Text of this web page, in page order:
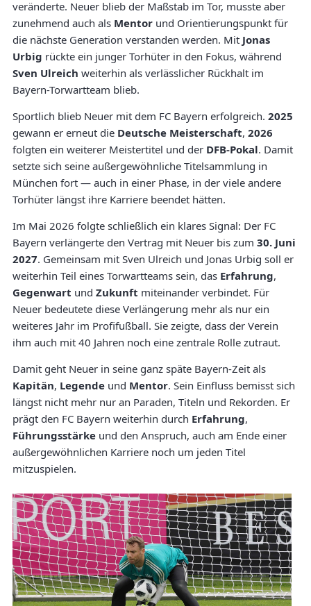
veränderte. Neuer blieb der Maßstab im Tor, musste aber
zunehmend auch als Mentor und Orientierungspunkt für
die nächste Generation verstanden werden. Mit Jonas
Urbig rückte ein junger Torhüter in den Fokus, während
Sven Ulreich weiterhin als verlässlicher Rückhalt im
Bayern-Torwartteam blieb.
Sportlich blieb Neuer mit dem FC Bayern erfolgreich. 2025
gewann er erneut die Deutsche Meisterschaft, 2026
folgten ein weiterer Meistertitel und der DFB-Pokal. Damit
setzte sich seine außergewöhnliche Titelsammlung in
München fort — auch in einer Phase, in der viele andere
Torhüter längst ihre Karriere beendet hätten.
Im Mai 2026 folgte schließlich ein klares Signal: Der FC
Bayern verlängerte den Vertrag mit Neuer bis zum 30. Juni
2027. Gemeinsam mit Sven Ulreich und Jonas Urbig soll er
weiterhin Teil eines Torwartteams sein, das Erfahrung,
Gegenwart und Zukunft miteinander verbindet. Für
Neuer bedeutete diese Verlängerung mehr als nur ein
weiteres Jahr im Profifußball. Sie zeigte, dass der Verein
ihm auch mit 40 Jahren noch eine zentrale Rolle zutraut.
Damit geht Neuer in seine ganz späte Bayern-Zeit als
Kapitän, Legende und Mentor. Sein Einfluss bemisst sich
längst nicht mehr nur an Paraden, Titeln und Rekorden. Er
prägt den FC Bayern weiterhin durch Erfahrung,
Führungsstärke und den Anspruch, auch am Ende einer
außergewöhnlichen Karriere noch um jeden Titel
mitzuspielen.